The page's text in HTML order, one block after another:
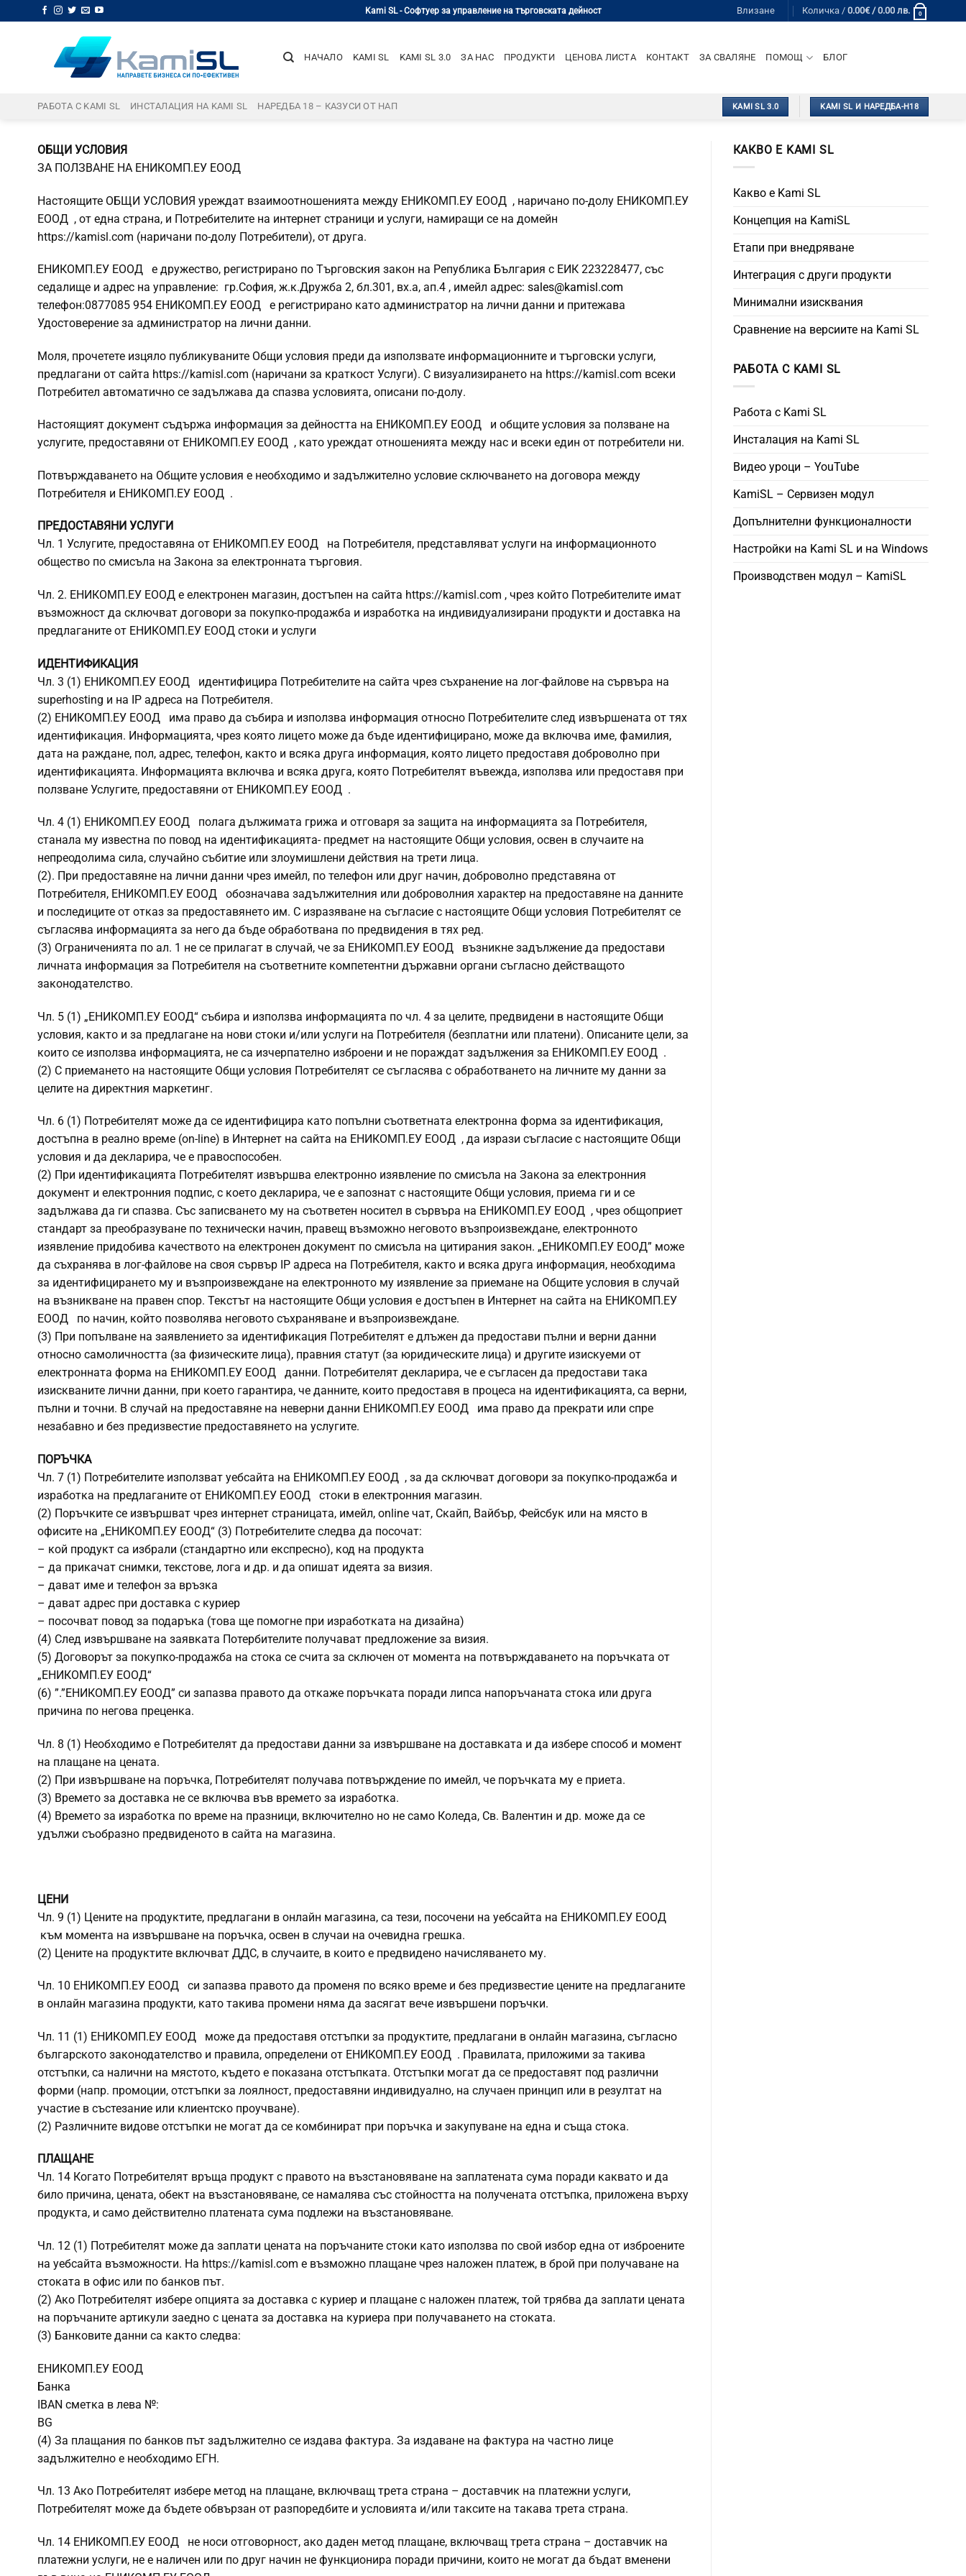
to
Kami SL - Софтуер за управление на търговската дейност Влизане Количка / 0.00€/ 0.00 лв. 0
НАЧАЛО KAMI SL KAMI SL 3.0 ЗА НАС ПРОДУКТИ ЦЕНОВА ЛИСТА КОНТАКТ ЗА СВАЛЯНЕ ПОМОЩ БЛОГ
РАБОТА С KAMI SL ИНСТАЛАЦИЯ НА KAMI SL НАРЕДБА 18 – КАЗУСИ ОТ НАП KAMI SL 3.0 KAMI SL И НАРЕДБА-Н18
ОБЩИ УСЛОВИЯ
ЗА ПОЛЗВАНЕ НА ЕНИКОМП.ЕУ ЕООД
Настоящите ОБЩИ УСЛОВИЯ уреждат взаимоотношенията между ЕНИКОМП.ЕУ ЕООД , наричано по-долу ЕНИКОМП.ЕУ
ЕООД , от една страна, и Потребителите на интернет страници и услуги, намиращи се на домейн
https://kamisl.com (наричани по-долу Потребители), от друга.
ЕНИКОМП.ЕУ ЕООД е дружество, регистрирано по Търговския закон на Република България с ЕИК 223228477, със
седалище и адрес на управление: гр.София, ж.к.Дружба 2, бл.301, вх.а, ап.4 , имейл адрес: sales@kamisl.com
телефон:0877085 954 ЕНИКОМП.ЕУ ЕООД е регистрирано като администратор на лични данни и притежава
Удостоверение за администратор на лични данни.
Моля, прочетете изцяло публикуваните Общи условия преди да използвате информационните и търговски услуги,
предлагани от сайта https://kamisl.com (наричани за краткост Услуги). С визуализирането на https://kamisl.com всеки
Потребител автоматично се задължава да спазва условията, описани по-долу.
Настоящият документ съдържа информация за дейността на ЕНИКОМП.ЕУ ЕООД и общите условия за ползване на
услугите, предоставяни от ЕНИКОМП.ЕУ ЕООД , като уреждат отношенията между нас и всеки един от потребители ни.
Потвърждаването на Общите условия е необходимо и задължително условие сключването на договора между
Потребителя и ЕНИКОМП.ЕУ ЕООД .
ПРЕДОСТАВЯНИ УСЛУГИ
Чл. 1 Услугите, предоставяна от ЕНИКОМП.ЕУ ЕООД на Потребителя, представляват услуги на информационното
общество по смисъла на Закона за електронната търговия.
Чл. 2. ЕНИКОМП.ЕУ ЕООД e електронен магазин, достъпен на сайта https://kamisl.com , чрез който Потребителите имат
възможност да сключват договори за покупко-продажба и изработка на индивидуализирани продукти и доставка на
предлаганите от ЕНИКОМП.ЕУ ЕООД стоки и услуги
ИДЕНТИФИКАЦИЯ
Чл. 3 (1) ЕНИКОМП.ЕУ ЕООД идентифицира Потребителите на сайта чрез съхранение на лог-файлове на сървъра на
superhosting и на IP адреса на Потребителя.
(2) ЕНИКОМП.ЕУ ЕООД има право да събира и използва информация относно Потребителите след извършената от тях
идентификация. Информацията, чрез която лицето може да бъде идентифицирано, може да включва име, фамилия,
дата на раждане, пол, адрес, телефон, както и всяка друга информация, която лицето предоставя доброволно при
идентификацията. Информацията включва и всяка друга, която Потребителят въвежда, използва или предоставя при
ползване Услугите, предоставяни от ЕНИКОМП.ЕУ ЕООД .
Чл. 4 (1) ЕНИКОМП.ЕУ ЕООД полага дължимата грижа и отговаря за защита на информацията за Потребителя,
станала му известна по повод на идентификацията- предмет на настоящите Общи условия, освен в случаите на
непреодолима сила, случайно събитие или злоумишлени действия на трети лица.
(2). При предоставяне на лични данни чрез имейл, по телефон или друг начин, доброволно представяна от
Потребителя, ЕНИКОМП.ЕУ ЕООД обозначава задължителния или доброволния характер на предоставяне на данните
и последиците от отказ за предоставянето им. С изразяване на съгласие с настоящите Общи условия Потребителят се
съгласява информацията за него да бъде обработвана по предвидения в тях ред.
(3) Ограниченията по ал. 1 не се прилагат в случай, че за ЕНИКОМП.ЕУ ЕООД възникне задължение да предостави
личната информация за Потребителя на съответните компетентни държавни органи съгласно действащото
законодателство.
Чл. 5 (1) „ЕНИКОМП.ЕУ ЕООД“ събира и използва информацията по чл. 4 за целите, предвидени в настоящите Общи
условия, както и за предлагане на нови стоки и/или услуги на Потребителя (безплатни или платени). Описаните цели, за
които се използва информацията, не са изчерпателно изброени и не пораждат задължения за ЕНИКОМП.ЕУ ЕООД .
(2) С приемането на настоящите Общи условия Потребителят се съгласява с обработването на личните му данни за
целите на директния маркетинг.
Чл. 6 (1) Потребителят може да се идентифицира като попълни съответната електронна форма за идентификация,
достъпна в реално време (on-line) в Интернет на сайта на ЕНИКОМП.ЕУ ЕООД , да изрази съгласие с настоящите Общи
условия и да декларира, че е правоспособен.
(2) При идентификацията Потребителят извършва електронно изявление по смисъла на Закона за електронния
документ и електронния подпис, с което декларира, че е запознат с настоящите Общи условия, приема ги и се
задължава да ги спазва. Със записването му на съответен носител в сървъра на ЕНИКОМП.ЕУ ЕООД , чрез общоприет
стандарт за преобразуване по технически начин, правещ възможно неговото възпроизвеждане, електронното
изявление придобива качеството на електронен документ по смисъла на цитирания закон. „ЕНИКОМП.ЕУ ЕООД” може
да съхранява в лог-файлове на своя сървър IP адреса на Потребителя, както и всяка друга информация, необходима
за идентифицирането му и възпроизвеждане на електронното му изявление за приемане на Общите условия в случай
на възникване на правен спор. Текстът на настоящите Общи условия е достъпен в Интернет на сайта на ЕНИКОМП.ЕУ
ЕООД по начин, който позволява неговото съхраняване и възпроизвеждане.
(3) При попълване на заявлението за идентификация Потребителят е длъжeн да предостави пълни и верни данни
относно самоличността (за физическите лица), правния статут (за юридическите лица) и другите изискуеми от
електронната форма на ЕНИКОМП.ЕУ ЕООД данни. Потребителят декларира, че е съгласен да предостави така
изискваните лични данни, при което гарантира, че данните, които предоставя в процеса на идентификацията, са верни,
пълни и точни. В случай на предоставяне на неверни данни ЕНИКОМП.ЕУ ЕООД има право да прекрати или спре
незабавно и без предизвестие предоставянето на услугите.
ПОРЪЧКА
Чл. 7 (1) Потребителите използват уебсайта на ЕНИКОМП.ЕУ ЕООД , за да сключват договори за покупко-продажба и
изработка на предлаганите от ЕНИКОМП.ЕУ ЕООД стоки в електронния магазин.
(2) Поръчките се извършват чрез интернет страницата, имейл, online чат, Скайп, Вайбър, Фейсбук или на място в
офисите на „ЕНИКОМП.ЕУ ЕООД“ (3) Потребителите следва да посочат:
– кой продукт са избрали (стандартно или експресно), код на продукта
– да прикачат снимки, текстове, лога и др. и да опишат идеята за визия.
– дават име и телефон за връзка
– дават адрес при доставка с куриер
– посочват повод за подаръка (това ще помогне при изработката на дизайна)
(4) След извършване на заявката Потербителите получават предложение за визия.
(5) Договорът за покупко-продажба на стока се счита за сключен от момента на потвърждаването на поръчката от
„ЕНИКОМП.ЕУ ЕООД“
(6) ”.”ЕНИКОМП.ЕУ ЕООД” си запазва правото да откаже поръчката поради липса напоръчаната стока или друга
причина по негова преценка.
Чл. 8 (1) Необходимо е Потребителят да предостави данни за извършване на доставката и да избере способ и момент
на плащане на цената.
(2) При извършване на поръчка, Потребителят получава потвърждение по имейл, че поръчката му е приета.
(3) Времето за доставка не се включва във времето за изработка.
(4) Времето за изработка по време на празници, включително но не само Коледа, Св. Валентин и др. може да се
удължи съобразно предвиденото в сайта на магазина.
ЦЕНИ
Чл. 9 (1) Цените на продуктите, предлагани в онлайн магазина, са тези, посочени на уебсайта на ЕНИКОМП.ЕУ ЕООД
към момента на извършване на поръчка, освен в случаи на очевидна грешка.
(2) Цените на продуктите включват ДДС, в случаите, в които е предвидено начисляването му.
Чл. 10 ЕНИКОМП.ЕУ ЕООД си запазва правото да променя по всяко време и без предизвестие цените на предлаганите
в онлайн магазина продукти, като такива промени няма да засягат вече извършени поръчки.
Чл. 11 (1) ЕНИКОМП.ЕУ ЕООД може да предоставя отстъпки за продуктите, предлагани в онлайн магазина, съгласно
българското законодателство и правила, определени от ЕНИКОМП.ЕУ ЕООД . Правилата, приложими за такива
отстъпки, са налични на мястото, където е показана отстъпката. Отстъпки могат да се предоставят под различни
форми (напр. промоции, отстъпки за лоялност, предоставяни индивидуално, на случаен принцип или в резултат на
участие в състезание или клиентско проучване).
(2) Различните видове отстъпки не могат да се комбинират при поръчка и закупуване на една и съща стока.
ПЛАЩАНЕ
Чл. 14 Когато Потребителят връща продукт с правото на възстановяване на заплатената сума поради каквато и да
било причина, цената, обект на възстановяване, се намалява със стойността на получената отстъпка, приложена върху
продукта, и само действително платената сума подлежи на възстановяване.
Чл. 12 (1) Потребителят може да заплати цената на поръчаните стоки като използва по свой избор една от изброените
на уебсайта възможности. На https://kamisl.com е възможно плащане чрез наложен платеж, в брой при получаване на
стоката в офис или по банков път.
(2) Ако Потребителят избере опцията за доставка с куриер и плащане с наложен платеж, той трябва да заплати цената
на поръчаните артикули заедно с цената за доставка на куриера при получаването на стоката.
(3) Банковите данни са както следва:
ЕНИКОМП.ЕУ ЕООД
Банка
IBAN сметка в лева №:
BG
(4) За плащания по банков път задължително се издава фактура. За издаване на фактура на частно лице
задължително е необходимо ЕГН.
Чл. 13 Ако Потребителят избере метод на плащане, включващ трета страна – доставчик на платежни услуги,
Потребителят може да бъдете обвързан от разпоредбите и условията и/или таксите на такава трета страна.
Чл. 14 ЕНИКОМП.ЕУ ЕООД не носи отговорност, ако даден метод плащане, включващ трета страна – доставчик на
платежни услуги, не е наличен или по друг начин не функционира поради причини, които не могат да бъдат вменени
КАКВО Е KAMI SL
Какво е Kami SL
Концепция на KamiSL
Етапи при внедряване
Интеграция с други продукти
Минимални изисквания
Сравнение на версиите на Kami SL
РАБОТА С KAMI SL
Работа с Kami SL
Инсталация на Kami SL
Видео уроци – YouTube
KamiSL – Сервизен модул
Допълнителни функционалности
Настройки на Kami SL и на Windows
Производствен модул – KamiSL